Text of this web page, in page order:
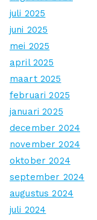
juli 2025
juni 2025
mei 2025
april 2025
maart 2025
februari 2025
januari 2025
december 2024
november 2024
oktober 2024
september 2024
augustus 2024
juli 2024